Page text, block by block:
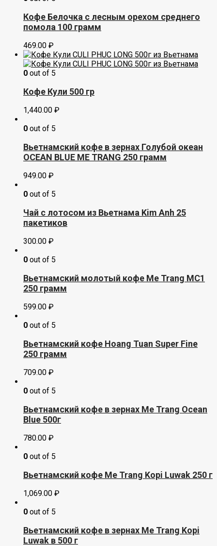
Кофе Белочка с лесным орехом среднего
помола 100 грамм
469.00 ₽
0 out of 5
Кофе Кули 500 гр
1,440.00 ₽
0 out of 5
Вьетнамский кофе в зернах Голубой океан
OCEAN BLUE ME TRANG 250 грамм
949.00 ₽
0 out of 5
Чай с лотосом из Вьетнама Kim Anh 25
пакетиков
300.00 ₽
0 out of 5
Вьетнамский молотый кофе Me Trang МС1
250 грамм
599.00 ₽
0 out of 5
Вьетнамский кофе Hoang Tuan Super Fine
250 грамм
709.00 ₽
0 out of 5
Вьетнамский кофе в зернах Me Trang Ocean
Blue 500г
780.00 ₽
0 out of 5
Вьетнамский кофе Me Trang Kopi Luwak 250 г
1,069.00 ₽
0 out of 5
Вьетнамский кофе в зернах Me Trang Kopi
Luwak в 500 г